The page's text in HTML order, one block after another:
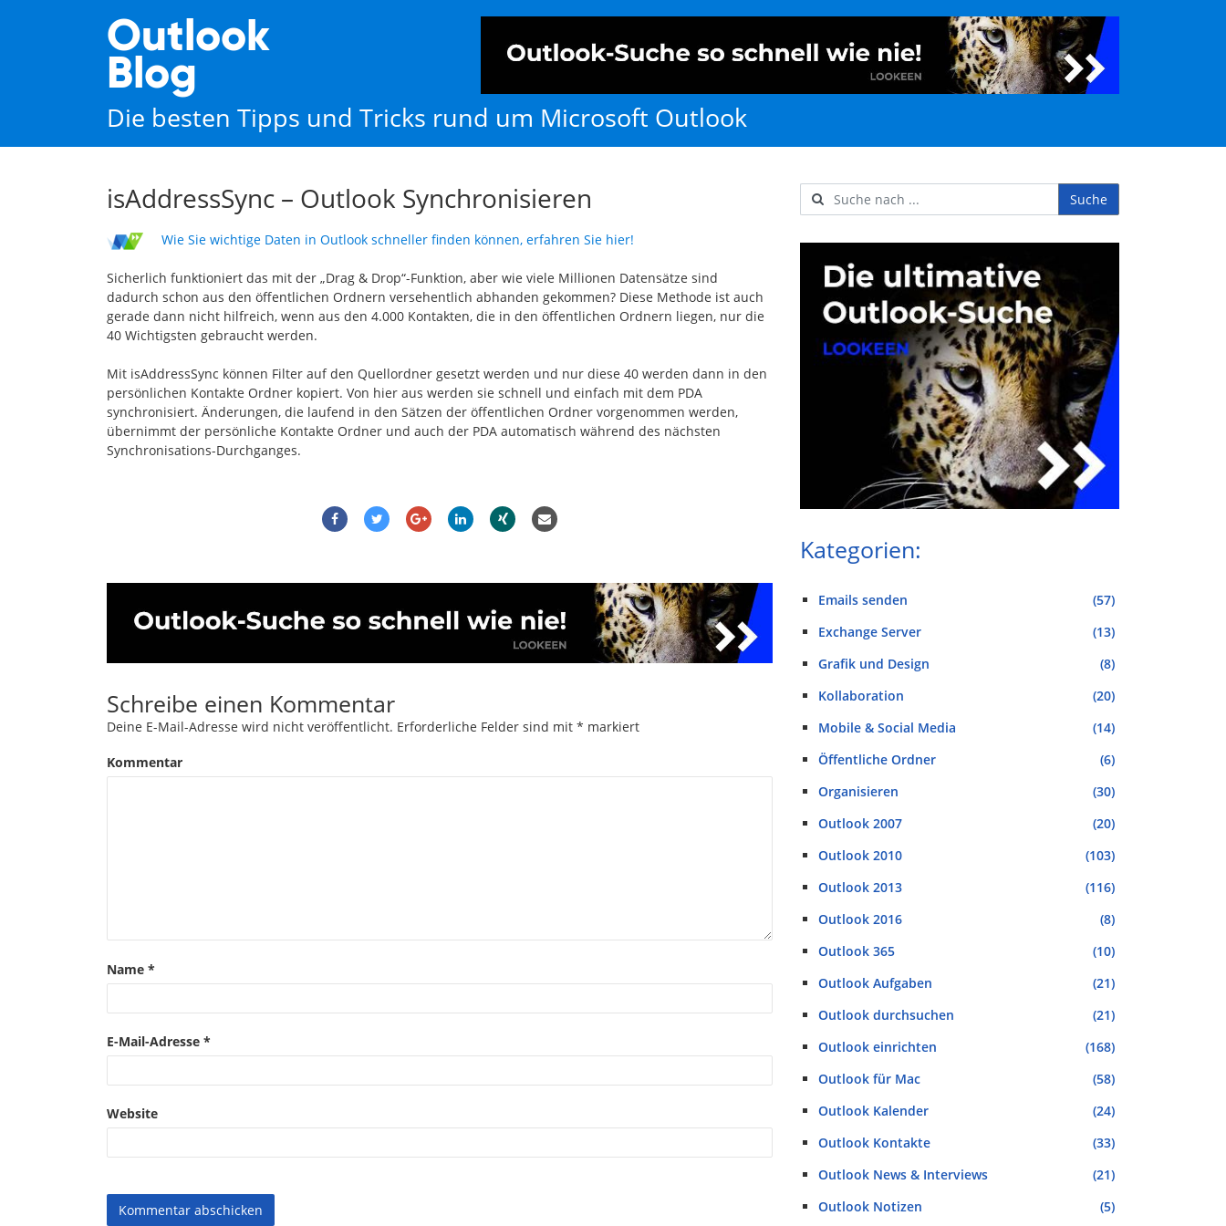
Outlook
Blog
Die besten Tipps und Tricks rund um Microsoft Outlook
isAddressSync – Outlook Synchronisieren
Wie Sie wichtige Daten in Outlook schneller finden können, erfahren Sie hier!
Sicherlich funktioniert das mit der „Drag & Drop“-Funktion, aber wie viele Millionen Datensätze sind
dadurch schon aus den öffentlichen Ordnern versehentlich abhanden gekommen? Diese Methode ist auch
gerade dann nicht hilfreich, wenn aus den 4.000 Kontakten, die in den öffentlichen Ordnern liegen, nur die
40 Wichtigsten gebraucht werden.
Mit isAddressSync können Filter auf den Quellordner gesetzt werden und nur diese 40 werden dann in den
persönlichen Kontakte Ordner kopiert. Von hier aus werden sie schnell und einfach mit dem PDA
synchronisiert. Änderungen, die laufend in den Sätzen der öffentlichen Ordner vorgenommen werden,
übernimmt der persönliche Kontakte Ordner und auch der PDA automatisch während des nächsten
Synchronisations-Durchganges.
Schreibe einen Kommentar
Deine E-Mail-Adresse wird nicht veröffentlicht. Erforderliche Felder sind mit * markiert
Kommentar
Name *
E-Mail-Adresse *
Website
Username
Suche
Kategorien:
Emails senden
(57)
Exchange Server
(13)
Grafik und Design
(8)
Kollaboration
(20)
Mobile & Social Media
(14)
Öffentliche Ordner
(6)
Organisieren
(30)
Outlook 2007
(20)
Outlook 2010
(103)
Outlook 2013
(116)
Outlook 2016
(8)
Outlook 365
(10)
Outlook Aufgaben
(21)
Outlook durchsuchen
(21)
Outlook einrichten
(168)
Outlook für Mac
(58)
Outlook Kalender
(24)
Outlook Kontakte
(33)
Outlook News & Interviews
(21)
Outlook Notizen
(5)